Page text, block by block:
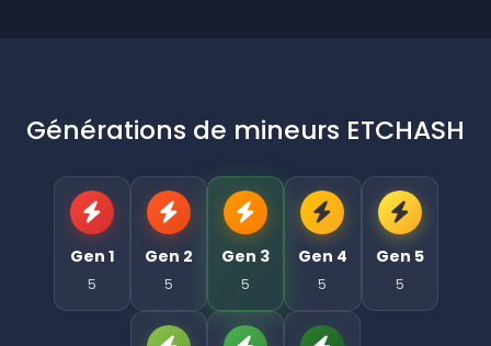
Générations de mineurs ETCHASH
Gen 1
5
Gen 2
5
Gen 3
5
Gen 4
5
Gen 5
5